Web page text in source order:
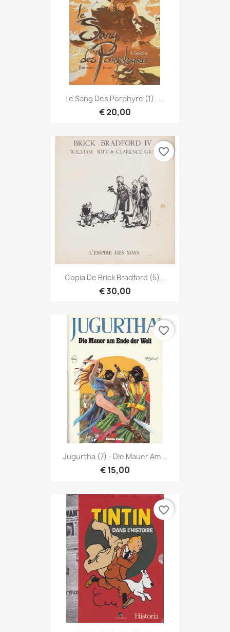
Le Sang Des Porphyre (1) -...
€ 20,00
Copia De Brick Bradford (5)...
€ 30,00
favorite_border
Jugurtha (7) - Die Mauer Am...
€ 15,00
favorite_border
favorite_border